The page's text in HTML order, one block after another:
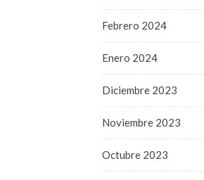
Febrero 2024
Enero 2024
Diciembre 2023
Noviembre 2023
Octubre 2023